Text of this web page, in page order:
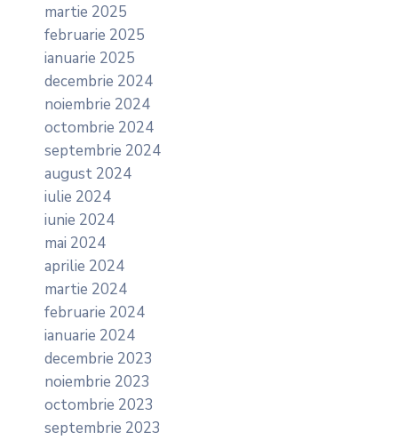
martie 2025
februarie 2025
ianuarie 2025
decembrie 2024
noiembrie 2024
octombrie 2024
septembrie 2024
august 2024
iulie 2024
iunie 2024
mai 2024
aprilie 2024
martie 2024
februarie 2024
ianuarie 2024
decembrie 2023
noiembrie 2023
octombrie 2023
septembrie 2023